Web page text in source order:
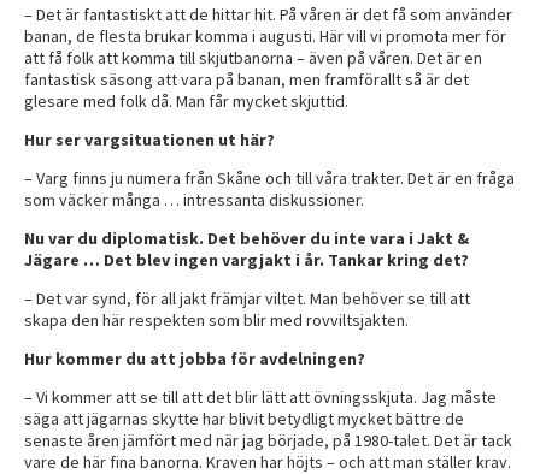
– Det är fantastiskt att de hittar hit. På våren är det få som använder
banan, de flesta brukar komma i augusti. Här vill vi promota mer för
att få folk att komma till skjutbanorna – även på våren. Det är en
fantastisk säsong att vara på banan, men framförallt så är det
glesare med folk då. Man får mycket skjuttid.
Hur ser vargsituationen ut här?
– Varg finns ju numera från Skåne och till våra trakter. Det är en fråga
som väcker många … intressanta diskussioner.
Nu var du diplomatisk. Det behöver du inte vara i Jakt &
Jägare … Det blev ingen vargjakt i år. Tankar kring det?
– Det var synd, för all jakt främjar viltet. Man behöver se till att
skapa den här respekten som blir med rovviltsjakten.
Hur kommer du att jobba för avdelningen?
– Vi kommer att se till att det blir lätt att övningsskjuta. Jag måste
säga att jägarnas skytte har blivit betydligt mycket bättre de
senaste åren jämfört med när jag började, på 1980-talet. Det är tack
vare de här fina banorna. Kraven har höjts – och att man ställer krav.